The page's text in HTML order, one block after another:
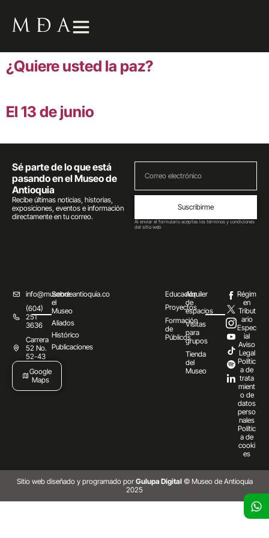
¿Quiere usted la paz?
El 13 de junio
Sé parte de lo que está
pasando en el Museo de
Antioquia
Recibe últimas noticias, historias,
exposiciones, eventos e información
directamente en tu correo.
Suscribirme
Al enviar el formulario aceptas los términos y condiciones
del sitio web
info@museodeantioquia.co
(604)
251
3636
Carrera
52 No.
52-43
Google
Maps
Sobre
el
Museo
Aliados
Histórico
Publicaciones
Educación
Proyectos
Formación
de
Públicos
Alquiler
de
espacios
Visitas
para
grupos
Tienda
del
Museo
Régim
en
Tribut
ario
Espec
ial
Aviso
Legal
Polític
a de
trata
mient
o de
datos
perso
nales
Polític
a de
cooki
es
Sitio web diseñado y programado por Gulupa Digital© Museo de Antioquia
2025